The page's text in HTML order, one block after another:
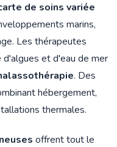
de soins variée
marins,
Les thérapeutes
et d'eau de mer
. Des
hébergement,
thermales.
offrent tout le